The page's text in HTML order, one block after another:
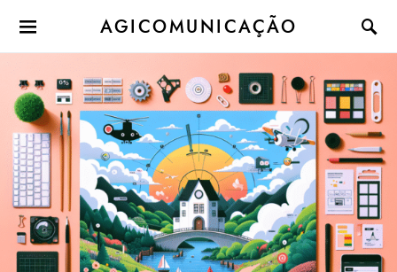
AGICOMUNICAÇÃO